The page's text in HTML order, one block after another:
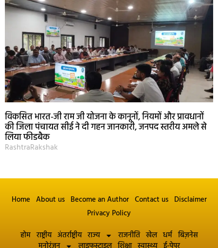
विकसित भारत-जी राम जी योजना के कानूनों, नियमों और प्रावधानों
की जिला पंचायत सीई ने दी गहन जानकारी, जनपद स्तरीय अमले से
लिया फीडबैक
RashtraRakshak
Home About us Become an Author Contact us Disclaimer
Privacy Policy
होम राष्ट्रीय अंतर्राष्ट्रीय राज्य राजनीति खेल धर्म बिज़नेस